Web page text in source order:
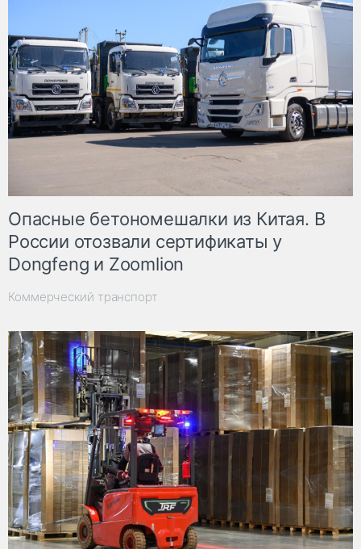
Опасные бетономешалки из Китая. В
России отозвали сертификаты у
Dongfeng и Zoomlion
Коммерческий транспорт